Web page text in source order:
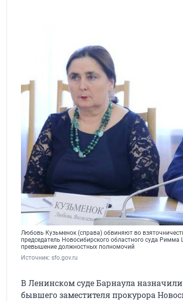
Любовь Кузьменок (справа) обвиняют во
председатель Новосибирского областного суда
превышение должностных полномочий
Источник: sfo.gov.ru
В Ленинском суде Барнаула назначили
бывшего заместителя прокурора